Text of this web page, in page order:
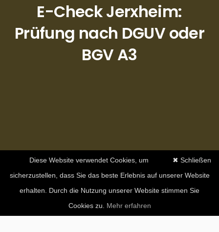
E-Check Jerxheim:
Prüfung nach DGUV oder
BGV A3
✖ Schließen
Diese Website verwendet Cookies, um
sicherzustellen, dass Sie das beste Erlebnis auf unserer Website
erhalten. Durch die Nutzung unserer Website stimmen Sie
Cookies zu. Mehr erfahren